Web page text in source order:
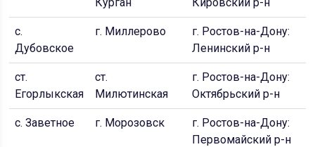
с.
Дубовское
г. Миллерово
г. Ростов-на-Дону:
Ленинский р-н
ст.
Егорлыкская
ст.
Милютинская
г. Ростов-на-Дону:
Октябрьский р-н
с. Заветное г. Морозовск
г. Ростов-на-Дону:
Первомайский р-н